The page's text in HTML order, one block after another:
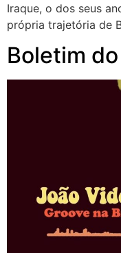
Iraque, o dos seus
própria trajetória de
Boletim